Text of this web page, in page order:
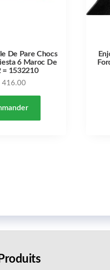
De Pare Chocs
6 Maroc De
= 1532210
416.00